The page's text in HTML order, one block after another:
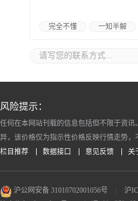
完全不懂 一知半解
风险提示：
任何在本网站刊载的信息包括但不限于资
异，该价格仅为指示性价格反映行情走势
栏目推荐
数据接口 意见反馈 关
沪公网安备 31010702001056号 沪